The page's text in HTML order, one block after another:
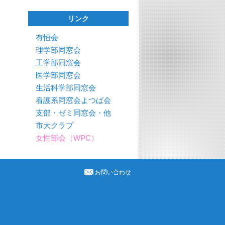
リンク
有恒会
理学部同窓会
工学部同窓会
医学部同窓会
生活科学部同窓会
看護系同窓会よつば会
支部・ゼミ同窓会・他
市大クラブ
女性部会（WPC）
お問い合わせ